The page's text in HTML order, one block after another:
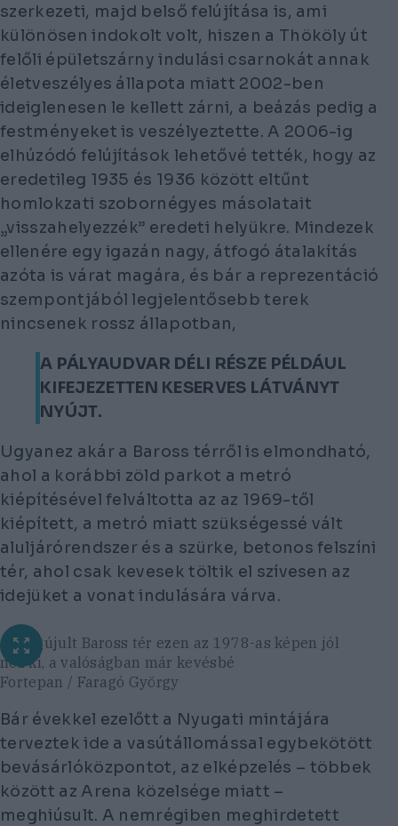
szerkezeti, majd belső felújítása is, ami
különösen indokolt volt, hiszen a Thököly út
felőli épületszárny indulási csarnokát annak
életveszélyes állapota miatt 2002-ben
ideiglenesen le kellett zárni, a beázás pedig a
festményeket is veszélyeztette. A 2006-ig
elhúzódó felújítások lehetővé tették, hogy az
eredetileg 1935 és 1936 között eltűnt
homlokzati szobornégyes másolatait
„visszahelyezzék” eredeti helyükre. Mindezek
ellenére egy igazán nagy, átfogó átalakítás
azóta is várat magára, és bár a reprezentáció
szempontjából legjelentősebb terek
nincsenek rossz állapotban,
A PÁLYAUDVAR DÉLI RÉSZE PÉLDÁUL
KIFEJEZETTEN KESERVES LÁTVÁNYT
NYÚJT.
Ugyanez akár a Baross térről is elmondható,
ahol a korábbi zöld parkot a metró
kiépítésével felváltotta az az 1969-től
kiépített, a metró miatt szükségessé vált
aluljárórendszer és a szürke, betonos felszíni
tér, ahol csak kevesek töltik el szívesen az
idejüket a vonat indulására várva.
A megújult Baross tér ezen az 1978-as képen jól
néz ki, a valóságban már kevésbé
Fortepan / Faragó György
Bár évekkel ezelőtt a Nyugati mintájára
terveztek ide a vasútállomással egybekötött
bevásárlóközpontot, az elképzelés – többek
között az Arena közelsége miatt –
meghiúsult. A nemrégiben meghirdetett